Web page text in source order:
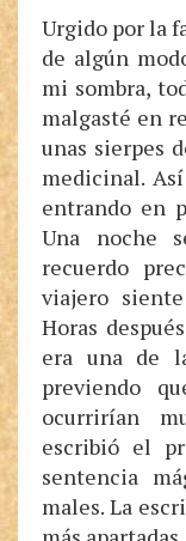
Urgido por la
de algún
mi sombra,
malgasté en
unas sierpes
medicinal.
entrando en
Una noche
recuerdo
viajero
Horas
era una de
previendo
ocurrirían
escribió el
sentencia
males. La